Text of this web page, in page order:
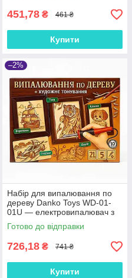
451,78 ₴ 461 ₴
Купити
–2%
Набір для випалювання по
дереву Danko Toys WD-01-
01U — електровипалювач з
насадками і заготовками
Готово до відправки
726,18 ₴ 741 ₴
Купити